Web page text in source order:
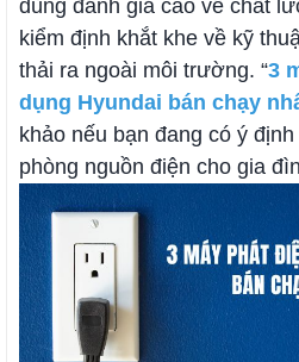
dùng đánh giá cao về chất
kiểm định khắt khe về kỹ
thải ra ngoài môi trường. “3
dụng Hyundai bán chạy
khảo nếu bạn đang có ý
phòng nguồn điện cho gia